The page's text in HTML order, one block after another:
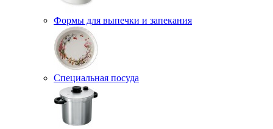
Формы для выпечки и запекания
Специальная посуда